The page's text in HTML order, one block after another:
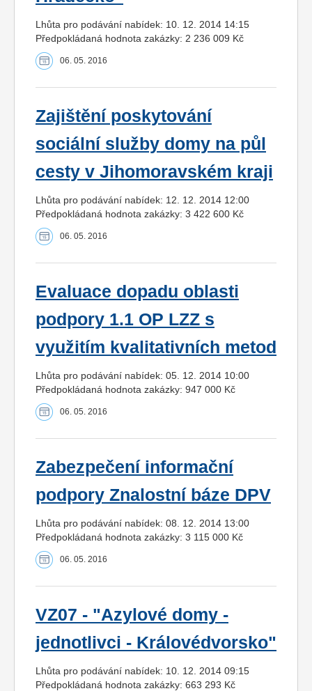
Lhůta pro podávání nabídek: 10. 12. 2014 14:15
Předpokládaná hodnota zakázky: 2 236 009 Kč
06. 05. 2016
Zajištění poskytování
sociální služby domy na půl
cesty v Jihomoravském kraji
Lhůta pro podávání nabídek: 12. 12. 2014 12:00
Předpokládaná hodnota zakázky: 3 422 600 Kč
06. 05. 2016
Evaluace dopadu oblasti
podpory 1.1 OP LZZ s
využitím kvalitativních metod
Lhůta pro podávání nabídek: 05. 12. 2014 10:00
Předpokládaná hodnota zakázky: 947 000 Kč
06. 05. 2016
Zabezpečení informační
podpory Znalostní báze DPV
Lhůta pro podávání nabídek: 08. 12. 2014 13:00
Předpokládaná hodnota zakázky: 3 115 000 Kč
06. 05. 2016
VZ07 - "Azylové domy -
jednotlivci - Královédvorsko"
Lhůta pro podávání nabídek: 10. 12. 2014 09:15
Předpokládaná hodnota zakázky: 663 293 Kč